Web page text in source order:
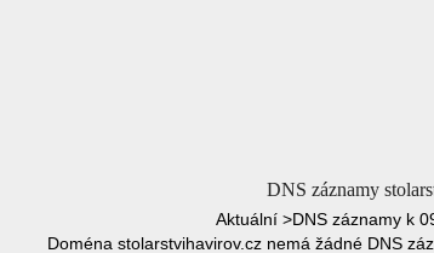
DNS záznamy
Aktuální >DNS záznamy k
Doména stolarstvihavirov.cz nemá žádné DNS